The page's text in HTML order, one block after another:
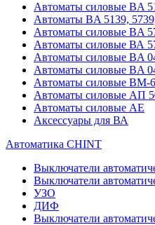
Автоматы силовые BA
Автоматы BA 5139,
Автоматы силовые BA
Автоматы силовые ВА
Автоматы силовые BA
Автоматы силовые BA
Автоматы силовые ВМ-
Автоматы силовые АП
Автоматы силовые АЕ
Аксессуары для ВА
Автоматика CHINT
Выключатели
Выключатели
УЗО
ДИФ
Выключатели